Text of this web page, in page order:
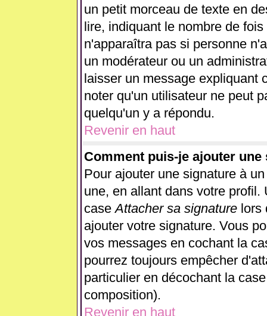
un petit morceau de texte en
lire, indiquant le nombre de
n'apparaîtra pas si personne
un modérateur ou un
laisser un message expliquant
noter qu'un utilisateur ne peut
quelqu'un y a répondu.
Revenir en haut
Comment puis-je ajouter
Pour ajouter une signature à
une, en allant dans votre
caseAttacher sa signaturelors
ajouter votre signature. Vous
vos messages en cochant la
pourrez toujours empêcher
particulier en décochant la
composition).
Revenir en haut